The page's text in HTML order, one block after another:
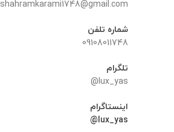
shahramkarami1748@gmail.com
شماره تلفن
09108011748
تلگرام
lux_yas@
اینستاگرام
lux_yas@